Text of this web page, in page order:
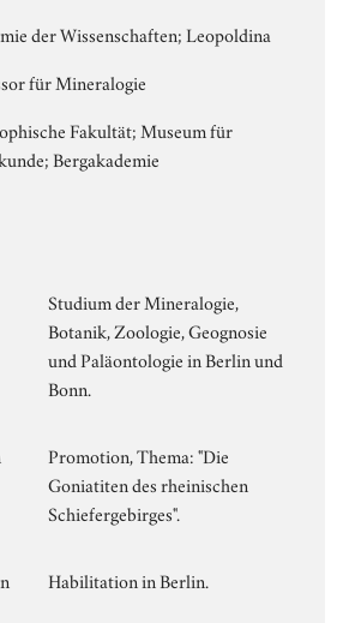
der Wissenschaften; Leopoldina
für Mineralogie
Fakultät; Museum für
Bergakademie
Studium der Mineralogie,
Botanik, Zoologie, Geognosie
und Paläontologie in Berlin und
Bonn.
Promotion, Thema: "Die
Goniatiten des rheinischen
Schiefergebirges".
Habilitation in Berlin.